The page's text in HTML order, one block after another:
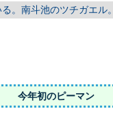
。南斗池のツチガエル。
今年初のピーマン